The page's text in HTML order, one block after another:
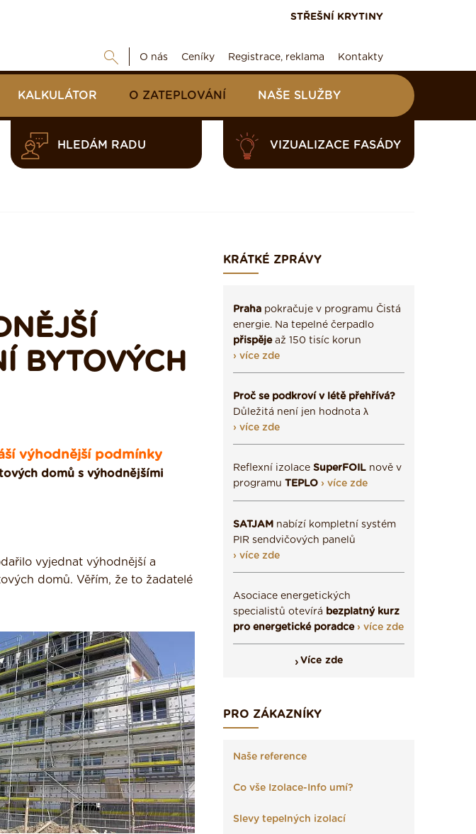
STŘEŠNÍ KRYTINY
O nás Ceníky Registrace, reklama Kontakty
KALKULÁTOR O ZATEPLOVÁNÍ NAŠE SLUŽBY
HLEDÁM RADU VIZUALIZACE FASÁDY
BYTOVÝCH
výhodnější podmínky
domů s výhodnějšími
vyjednat výhodnější a
domů. Věřím, že to žadatelé
KRÁTKÉ ZPRÁVY
Praha pokračuje v programu Čistá
energie. Na tepelné čerpadlo
přispějeaž 150 tisíc korun
› více zde
Proč se podkroví v létě přehřívá?
Důležitá není jen hodnota λ
› více zde
Reflexní izolace SuperFOIL nově v
programu TEPLO › více zde
SATJAM nabízí kompletní systém
PIR sendvičových panelů
› více zde
Asociace energetických
specialistů otevírá bezplatný kurz
pro energetické poradce › více zde
Více zde
PRO ZÁKAZNÍKY
Naše reference
Co vše Izolace-Info umí?
Slevy tepelných izolací